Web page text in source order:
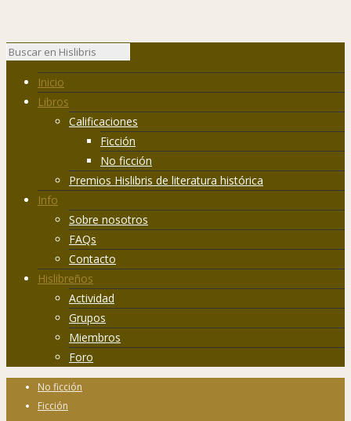
Inicio
Libros
Calificaciones
Ficción
No ficción
Premios Hislibris de literatura histórica
Info
Sobre nosotros
FAQs
Contacto
Hislibreños
Actividad
Grupos
Miembros
Foro
No ficción
Ficción